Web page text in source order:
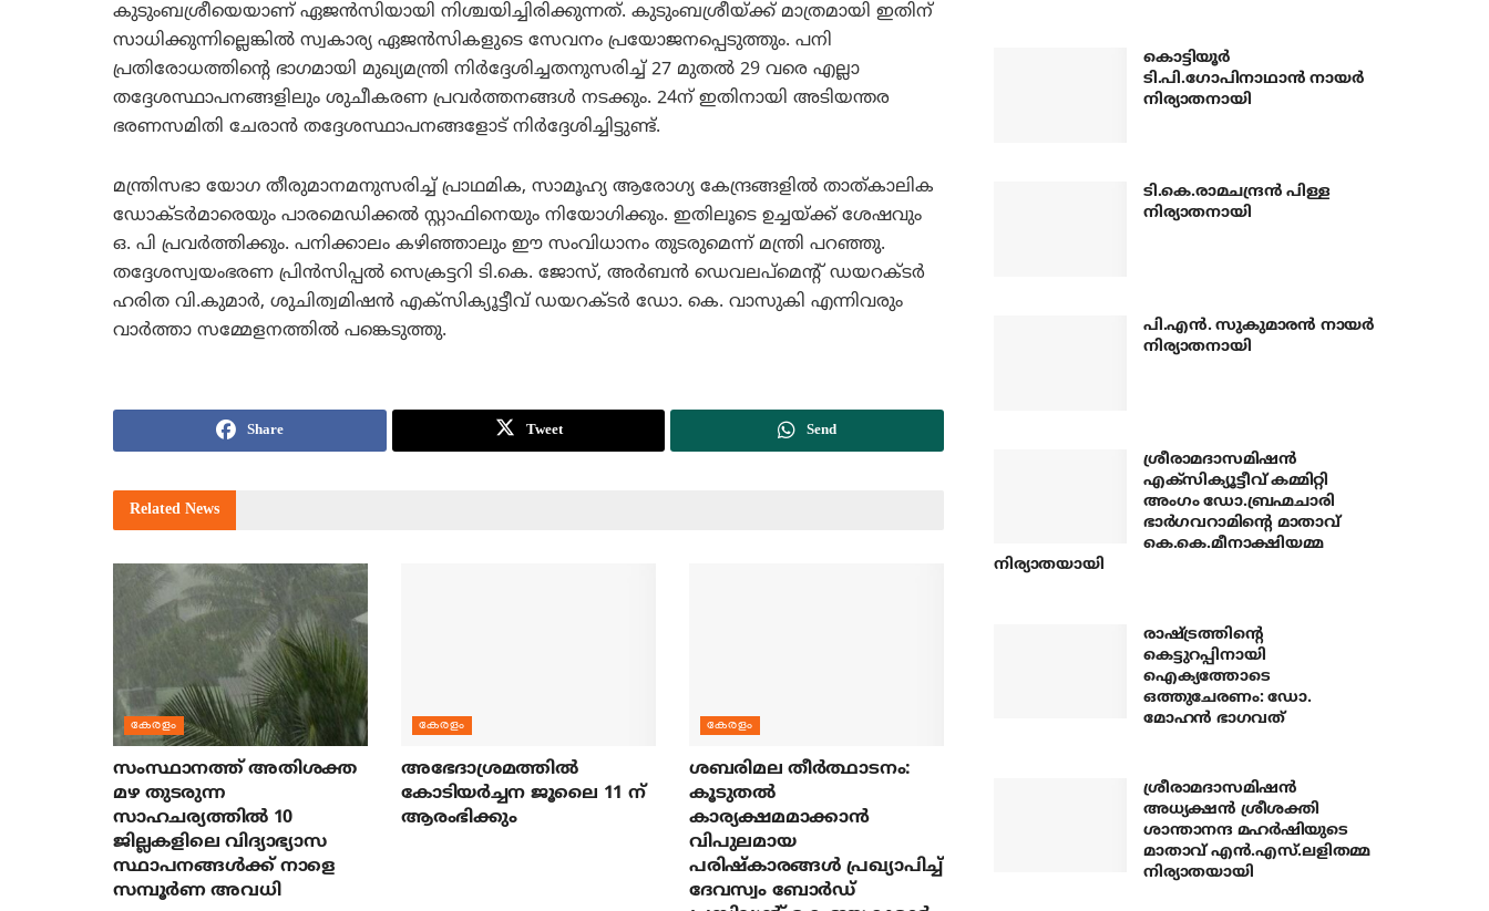
കുടുംബശ്രീയെയാണ് ഏജന്‍സിയായി നിശ്ചയിച്ചിരിക്കുന്നത്. കുടുംബശ്രീയ്ക്ക് മാത്രമായി ഇതിന്
സാധിക്കുന്നില്ലെങ്കില്‍ സ്വകാര്യ ഏജന്‍സികളുടെ സേവനം പ്രയോജനപ്പെടുത്തും. പനി
പ്രതിരോധത്തിന്റെ ഭാഗമായി മുഖ്യമന്ത്രി നിര്‍ദ്ദേശിച്ചതനുസരിച്ച് 27 മുതല്‍ 29 വരെ എല്ലാ
തദ്ദേശസ്ഥാപനങ്ങളിലും ശുചീകരണ പ്രവര്‍ത്തനങ്ങള്‍ നടക്കും. 24ന് ഇതിനായി അടിയന്തര
ഭരണസമിതി ചേരാന്‍ തദ്ദേശസ്ഥാപനങ്ങളോട് നിര്‍ദ്ദേശിച്ചിട്ടുണ്ട്.
മന്ത്രിസഭാ യോഗ തീരുമാനമനുസരിച്ച് പ്രാഥമിക, സാമൂഹ്യ ആരോഗ്യ കേന്ദ്രങ്ങളില്‍ താത്കാലിക
ഡോക്ടര്‍മാരെയും പാരമെഡിക്കല്‍ സ്റ്റാഫിനെയും നിയോഗിക്കും. ഇതിലൂടെ ഉച്ചയ്ക്ക് ശേഷവും
ഒ. പി പ്രവര്‍ത്തിക്കും. പനിക്കാലം കഴിഞ്ഞാലും ഈ സംവിധാനം തുടരുമെന്ന് മന്ത്രി പറഞ്ഞു.
തദ്ദേശസ്വയംഭരണ പ്രിന്‍സിപ്പല്‍ സെക്രട്ടറി ടി.കെ. ജോസ്, അര്‍ബന്‍ ഡെവലപ്‌മെന്റ് ഡയറക്ടര്‍
ഹരിത വി.കുമാര്‍, ശുചിത്വമിഷന്‍ എക്‌സിക്യൂട്ടീവ് ഡയറക്ടര്‍ ഡോ. കെ. വാസുകി എന്നിവരും
വാര്‍ത്താ സമ്മേളനത്തില്‍ പങ്കെടുത്തു.
Share Tweet Send
Related News
കേരളം
സംസ്ഥാനത്ത് അതിശക്ത
മഴ തുടരുന്ന
സാഹചര്യത്തിൽ 10
ജില്ലകളിലെ വിദ്യാഭ്യാസ
സ്ഥാപനങ്ങൾക്ക് നാളെ
സമ്പൂർണ അവധി
കേരളം
അഭേദാശ്രമത്തില്‍
കോടിയര്‍ച്ചന ജൂലൈ 11 ന്
ആരംഭിക്കും
കേരളം
ശബരിമല തീര്‍ത്ഥാടനം:
കൂടുതല്‍
കാര്യക്ഷമമാക്കാന്‍
വിപുലമായ
പരിഷ്‌കാരങ്ങള്‍ പ്രഖ്യാപിച്ച്
ദേവസ്വം ബോര്‍ഡ്
കൊട്ടിയൂര്‍
ടി.പി.ഗോപിനാഥാന്‍ നായര്‍
നിര്യാതനായി
ടി.കെ.രാമചന്ദ്രന്‍ പിള്ള
നിര്യാതനായി
പി.എന്‍. സുകുമാരന്‍ നായര്‍
നിര്യാതനായി
ശ്രീരാമദാസമിഷന്‍
എക്‌സിക്യൂട്ടീവ് കമ്മിറ്റി
അംഗം ഡോ.ബ്രഹ്മചാരി
ഭാര്‍ഗവറാമിന്റെ മാതാവ്
കെ.കെ.മീനാക്ഷിയമ്മ
നിര്യാതയായി
രാഷ്ട്രത്തിന്റെ
കെട്ടുറപ്പിനായി
ഐക്യത്തോടെ
ഒത്തുചേരണം: ഡോ.
മോഹന്‍ ഭാഗവത്
ശ്രീരാമദാസമിഷന്‍
അധ്യക്ഷന്‍ ശ്രീശക്തി
ശാന്താനന്ദ മഹര്‍ഷിയുടെ
മാതാവ് എന്‍.എസ്.ലളിതമ്മ
നിര്യാതയായി